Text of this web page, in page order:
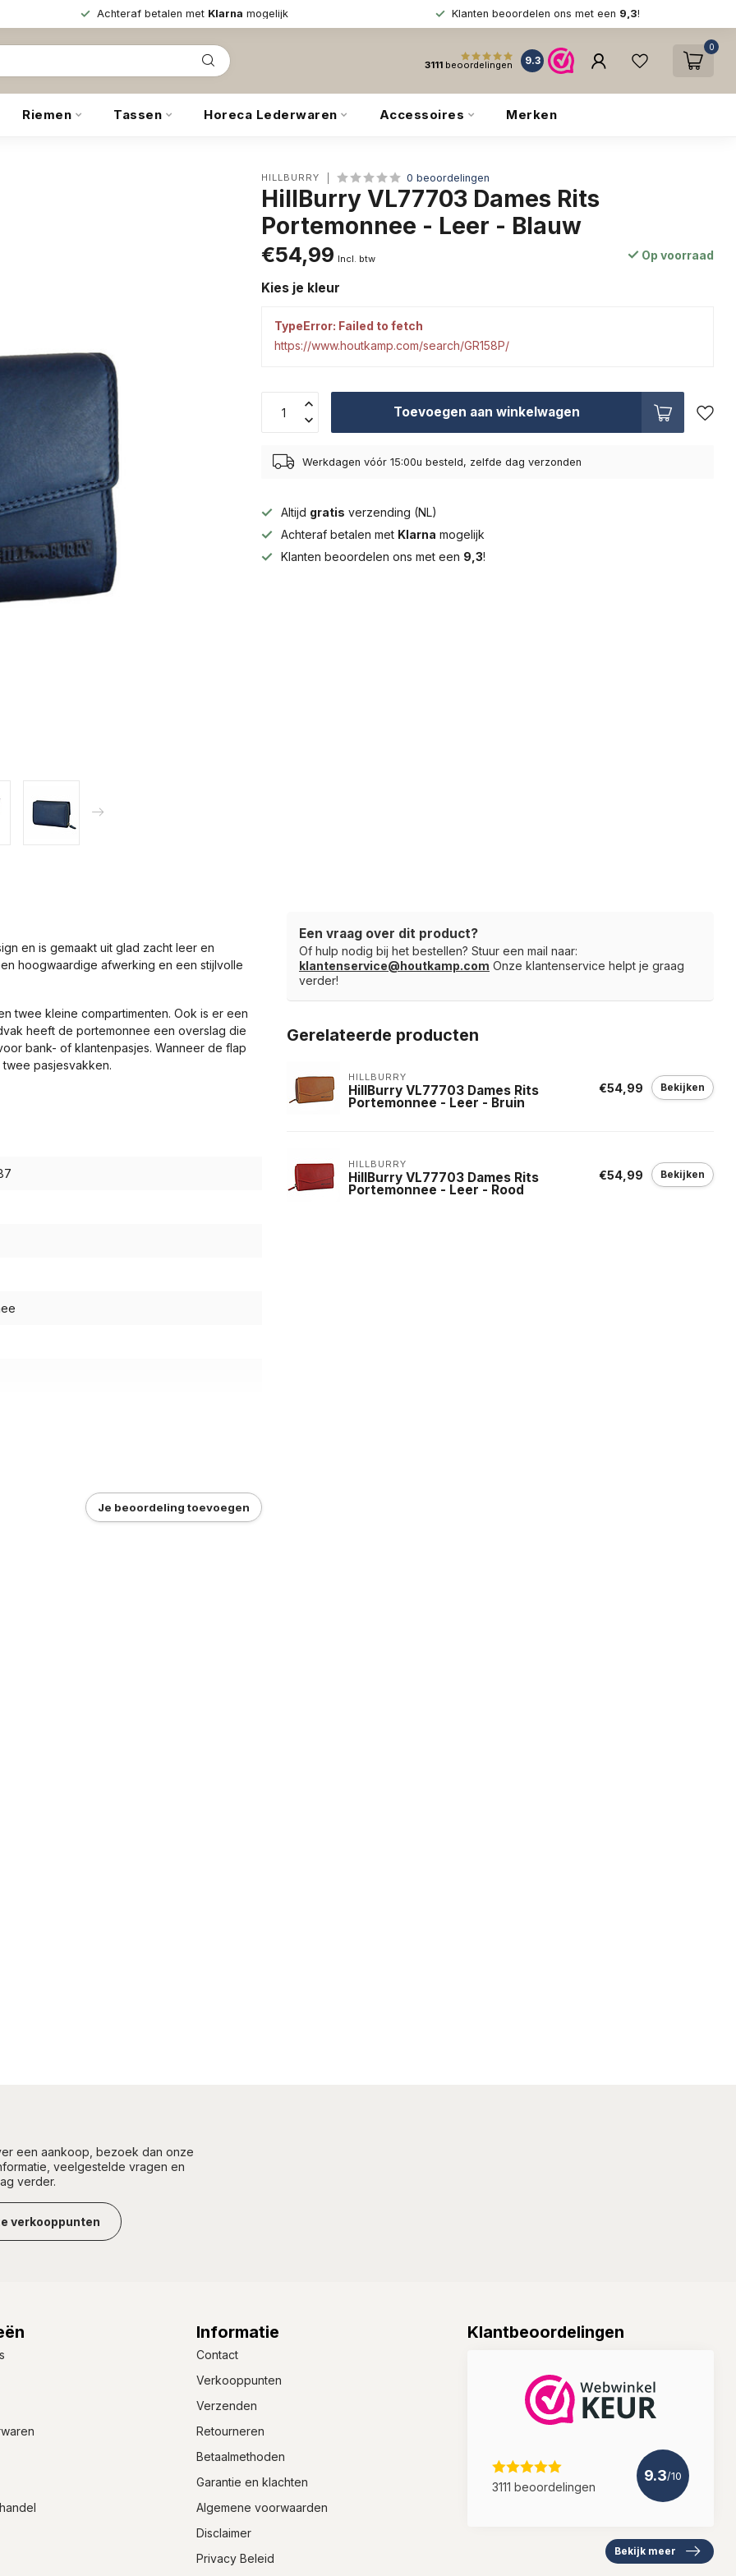
Achteraf betalen met Klarna mogelijk Klanten beoordelen ons met een 9,3!
3111 beoordelingen 9.3
0
Riemen Tassen Horeca Lederwaren Accessoires Merken
HILLBURRY 0 beoordelingen
HillBurry VL77703 Dames Rits
Portemonnee - Leer - Blauw
€54,99 Incl. btw Op voorraad
Kies je kleur
TypeError: Failed to fetch
https://www.houtkamp.com/search/GR158P/
Toevoegen aan winkelwagen
Werkdagen vóór 15:00u besteld, zelfde dag verzonden
Altijd gratis verzending (NL)
Achteraf betalen met Klarna mogelijk
Klanten beoordelen ons met een 9,3!
en is gemaakt uit glad zacht leer en
hoogwaardige afwerking en een stijlvolle
twee kleine compartimenten. Ook is er een
heeft de portemonnee een overslag die
bank- of klantenpasjes. Wanneer de flap
pasjesvakken.
Je beoordeling toevoegen
Een vraag over dit product?
Of hulp nodig bij het bestellen? Stuur een mail naar:
klantenservice@houtkamp.com Onze klantenservice helpt je graag
verder!
Gerelateerde producten
HILLBURRY
HillBurry VL77703 Dames Rits
Portemonnee - Leer - Bruin
€54,99 Bekijken
HILLBURRY
HillBurry VL77703 Dames Rits
Portemonnee - Leer - Rood
€54,99 Bekijken
een aankoop, bezoek dan onze
veelgestelde vragen en
verder.
verkooppunten
Informatie
Contact
Verkooppunten
Verzenden
Retourneren
Betaalmethoden
Garantie en klachten
Algemene voorwaarden
Disclaimer
Privacy Beleid
Klantbeoordelingen
3111 beoordelingen
9.3/10
Bekijk meer